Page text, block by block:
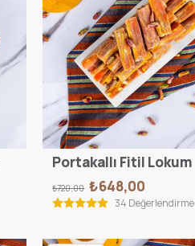
Portakallı Fitil Lokum
₺720,00 ₺648,00
34 Değerlendirme